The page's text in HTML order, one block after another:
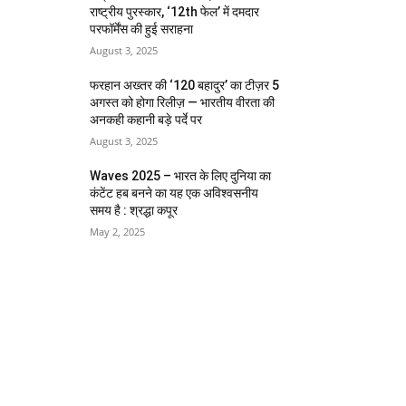
राष्ट्रीय पुरस्कार, ‘12th फेल’ में दमदार
परफॉर्मेंस की हुई सराहना
August 3, 2025
फरहान अख्तर की ‘120 बहादुर’ का टीज़र 5
अगस्त को होगा रिलीज़ — भारतीय वीरता की
अनकही कहानी बड़े पर्दे पर
August 3, 2025
Waves 2025 – भारत के लिए दुनिया का
कंटेंट हब बनने का यह एक अविश्वसनीय
समय है : श्रद्धा कपूर
May 2, 2025